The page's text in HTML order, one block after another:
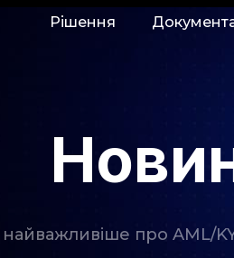
Рішення
про AML/